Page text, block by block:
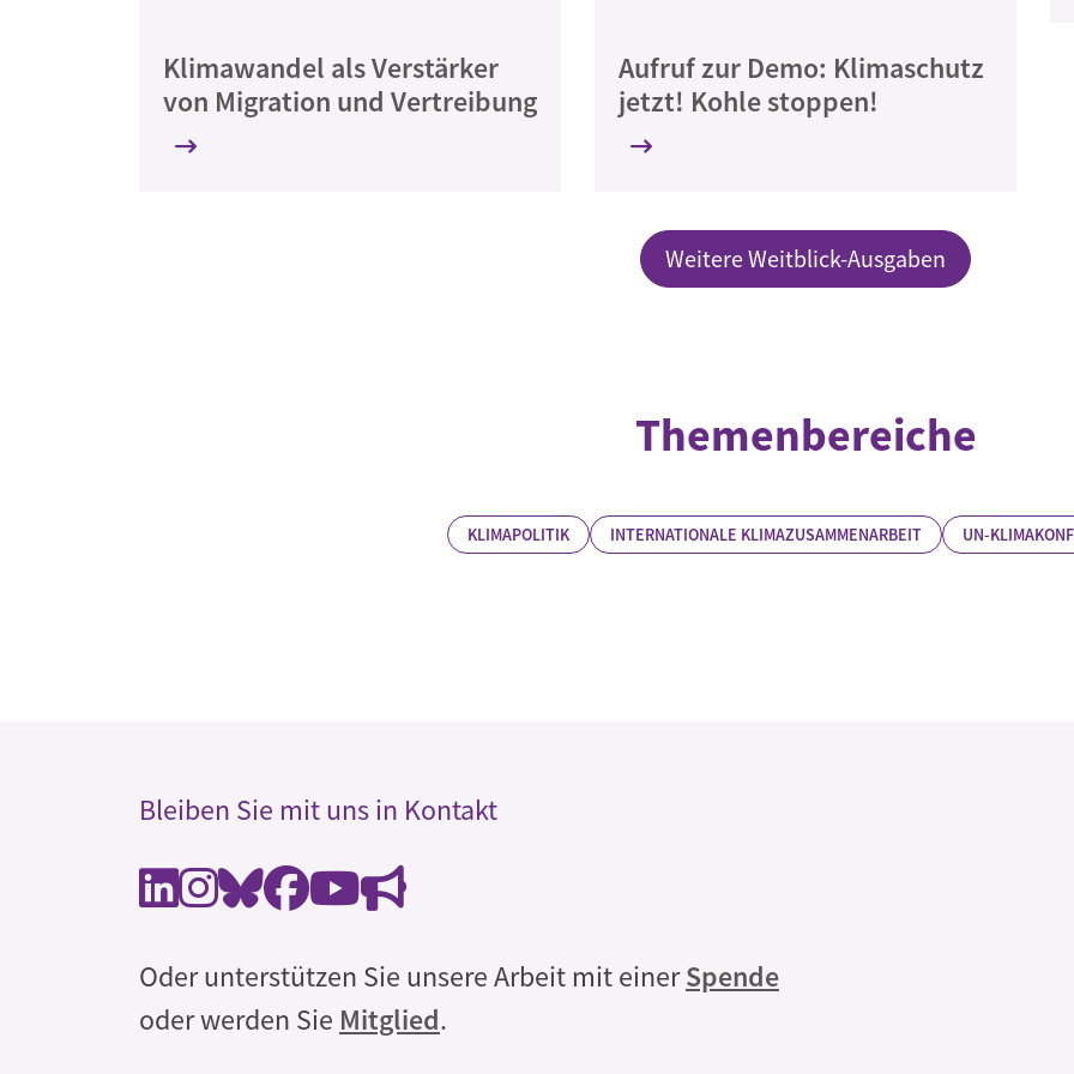
Klimawandel als Verstärker
von Migration und Vertreibung
Aufruf zur Demo: Klimaschutz
jetzt! Kohle stoppen!
Weitere Weitblick-Ausgaben
Themenbereiche
KLIMAPOLITIK INTERNATIONALE KLIMAZUSAMMENARBEIT UN-
Bleiben Sie mit uns in Kontakt
Oder unterstützen Sie unsere Arbeit mit einerSpende
oder werden Sie Mitglied.